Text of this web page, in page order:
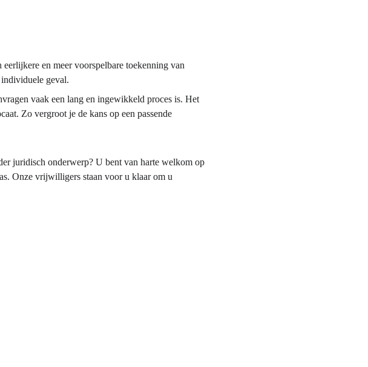
en meer voorspelbare toekenning van
geval.
vaak een lang en ingewikkeld proces is. Het
Zo vergroot je de kans op een passende
juridisch onderwerp? U bent van harte welkom op
Onze vrijwilligers staan voor u klaar om u